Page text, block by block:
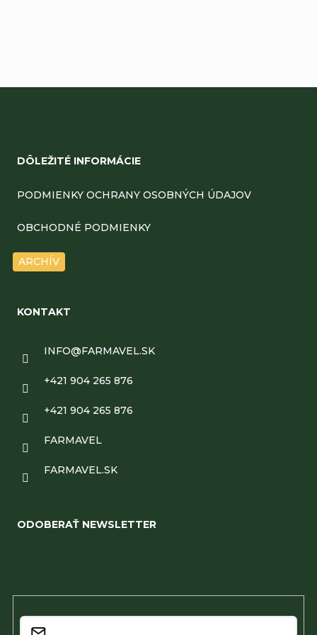
DÔLEŽITÉ INFORMÁCIE
PODMIENKY OCHRANY OSOBNÝCH ÚDAJOV
OBCHODNÉ PODMIENKY
ARCHÍV
KONTAKT
INFO@FARMAVEL.SK
+421 904 265 876
+421 904 265 876
FARMAVEL
FARMAVEL.SK
ODOBERAŤ NEWSLETTER